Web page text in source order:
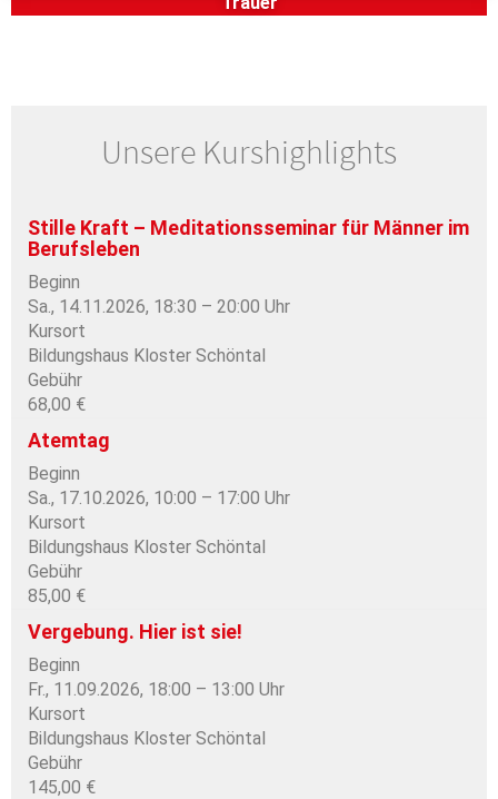
Unsere Kurshighlights
Stille Kraft – Meditationsseminar für Männer im
Berufsleben
Beginn
Sa., 14.11.2026, 18:30 – 20:00 Uhr
Kursort
Bildungshaus Kloster Schöntal
Gebühr
68,00 €
Atemtag
Beginn
Sa., 17.10.2026, 10:00 – 17:00 Uhr
Kursort
Bildungshaus Kloster Schöntal
Gebühr
85,00 €
Vergebung. Hier ist sie!
Beginn
Fr., 11.09.2026, 18:00 – 13:00 Uhr
Kursort
Bildungshaus Kloster Schöntal
Gebühr
145,00 €